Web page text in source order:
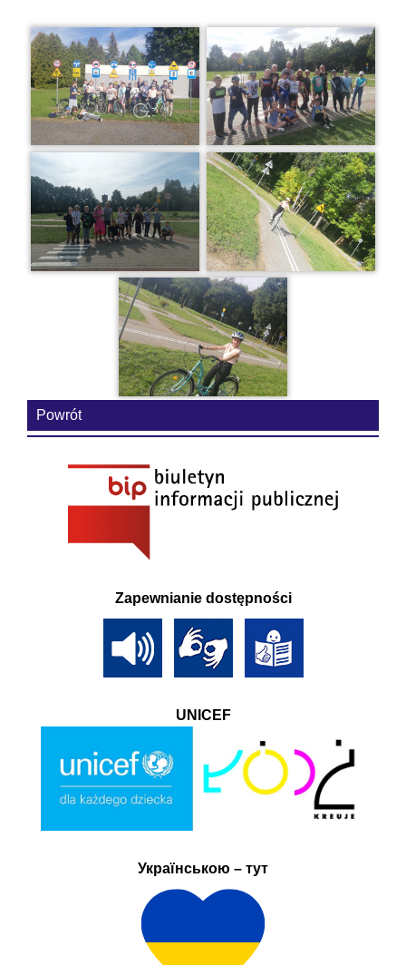
Powrót
Zapewnianie dostępności
UNICEF
Українською – тут